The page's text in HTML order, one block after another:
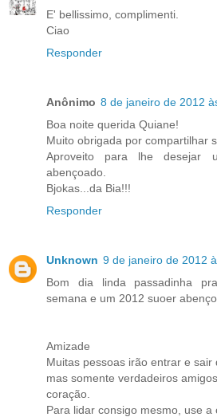
E' bellissimo, complimenti.
Ciao
Responder
Anônimo 8 de janeiro de 2012
Boa noite querida Quiane!
Muito obrigada por compartilhar
Aproveito para lhe desejar
abençoado.
Bjokas...da Bia!!!
Responder
Unknown 9 de janeiro de 2012
Bom dia linda passadinha
semana e um 2012 suoer
Amizade
Muitas pessoas irão entrar e sair
mas somente verdadeiros
coração.
Para lidar consigo mesmo, use a